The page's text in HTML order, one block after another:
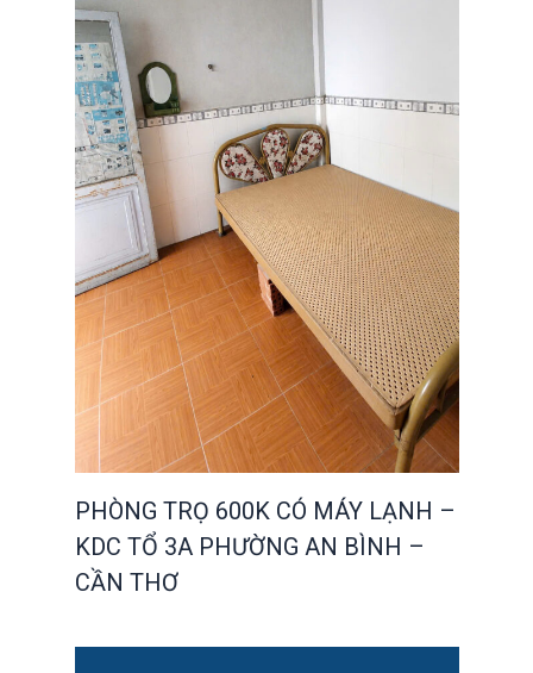
PHÒNG TRỌ 600K CÓ MÁY LẠNH –
KDC TỔ 3A PHƯỜNG AN BÌNH –
CẦN THƠ